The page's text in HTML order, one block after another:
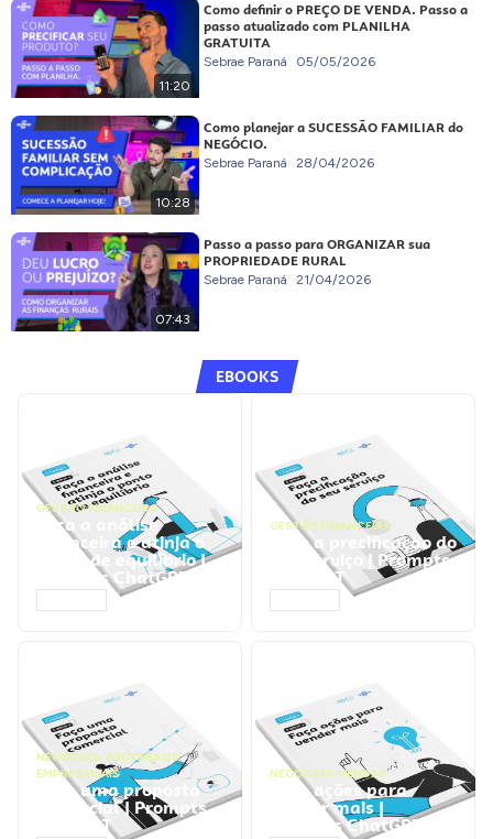
11:20
Como definir o PREÇO DE VENDA. Passo a
passo atualizado com PLANILHA
GRATUITA
Sebrae Paraná 05/05/2026
10:28
Como planejar a SUCESSÃO FAMILIAR do
NEGÓCIO.
Sebrae Paraná 28/04/2026
07:43
Passo a passo para ORGANIZAR sua
PROPRIEDADE RURAL
Sebrae Paraná 21/04/2026
EBOOKS
GESTÃO FINANCEIRA
Faça a análise
financeira e atinja o
ponto de equilíbrio |
Prompts ChatGPT
GESTÃO FINANCEIRA
Faça a precificação do
seu serviço | Prompts
ChatGPT
NEGÓCIOS, PROCESSOS
EMPRESARIAIS
Faça uma proposta
comercial | Prompts
ChatGPT
NEGÓCIOS, VENDAS
Faça ações para
vender mais |
Prompts ChatGPT